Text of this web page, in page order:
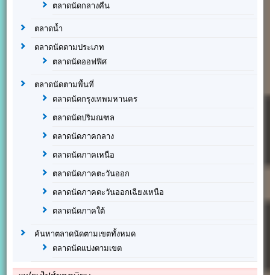
ตลาดนัดกลางคืน
ตลาดน้ำ
ตลาดนัดตามประเภท
ตลาดนัดออฟฟิศ
ตลาดนัดตามพื้นที่
ตลาดนัดกรุงเทพมหานคร
ตลาดนัดปริมณฑล
ตลาดนัดภาคกลาง
ตลาดนัดภาคเหนือ
ตลาดนัดภาคตะวันออก
ตลาดนัดภาคตะวันออกเฉียงเหนือ
ตลาดนัดภาคใต้
ค้นหาตลาดนัดตามเขตทั้งหมด
ตลาดนัดแบ่งตามเขต